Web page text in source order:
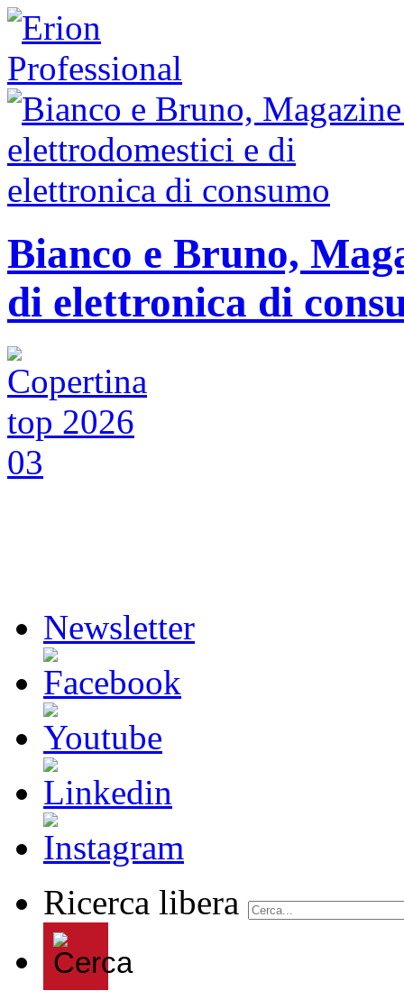
Bianco e Bruno,
di elettronica di
Newsletter
Ricerca libera